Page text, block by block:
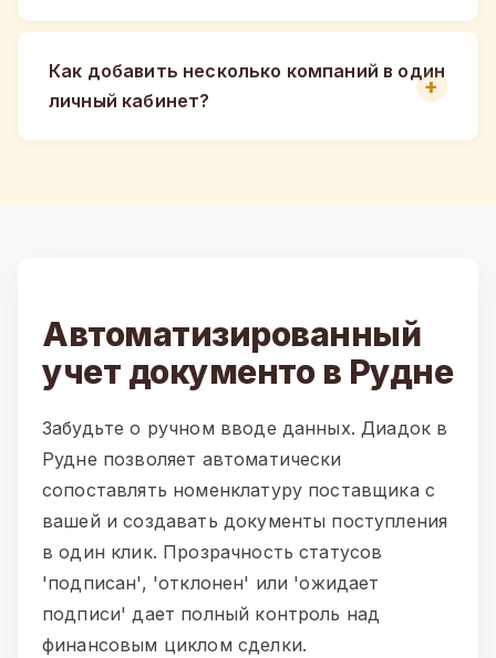
Как добавить несколько компаний в один
личный кабинет?
Автоматизированный
учет документо в Рудне
Забудьте о ручном вводе данных. Диадок в
Рудне позволяет автоматически
сопоставлять номенклатуру поставщика с
вашей и создавать документы поступления
в один клик. Прозрачность статусов
'подписан', 'отклонен' или 'ожидает
подписи' дает полный контроль над
финансовым циклом сделки.